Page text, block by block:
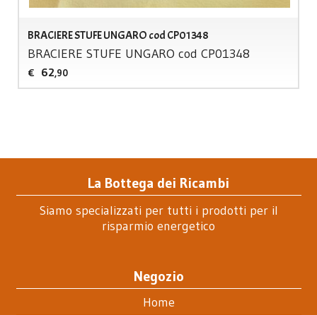
BRACIERE STUFE UNGARO cod CP01348
BRACIERE STUFE UNGARO cod CP01348
€ 62,90
La Bottega dei Ricambi
Siamo specializzati per tutti i prodotti per il
risparmio energetico
Negozio
Home